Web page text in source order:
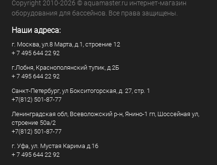
Copyright 2010-2026 © aquamaster.ru интернет-магазин
оборудования для бассейнов. Все права защищены.
Наши адреса:
г. Москва, ул.8 Марта, д.1, строение 12
+ 7 495 644 22 92
г.Лобня, Краснополянский тупик, д.2Б
+ 7 495 644 22 92
Санкт-Петербург, ул Бокситогорская, д. 27, стр. 1
+7(812) 501-87-77
Ленинградская обл, Всеволожский р-н, Янино-1 гп, Шоссейная ул,
строение 50а/2
+7(812) 501-87-77
г. Уфа, ул. Мустая Карима д.16
+ 7 495 644 22 92